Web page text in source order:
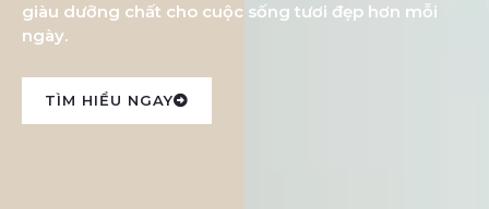
giàu dưỡng chất cho cuộc sống tươi đẹp hơn mỗi
ngày.
TÌM HIỂU NGAY